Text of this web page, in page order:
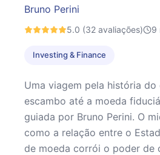
Bruno Perini
5.0 (32 avaliações) 9
Investing & Finance
Uma viagem pela história
escambo até a moeda
guiada por Bruno Perini. O
como a relação entre o
de moeda corrói o poder de